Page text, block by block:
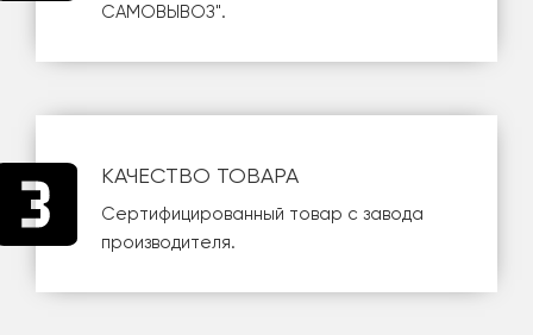
САМОВЫВОЗ".
КАЧЕСТВО ТОВАРА
Сертифицированный товар с завода
производителя.